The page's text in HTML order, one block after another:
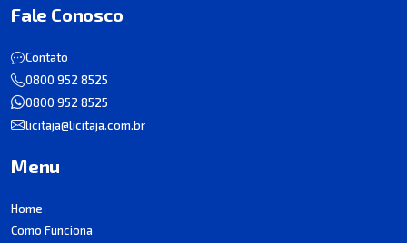
Fale Conosco
Contato
0800 952 8525
0800 952 8525
licitaja@licitaja.com.br
Menu
Home
Como Funciona